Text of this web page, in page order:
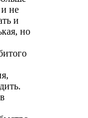
и не
и
но